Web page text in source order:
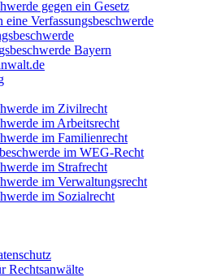
gegen ein Gesetz
eine Verfassungsbeschwerde
Bayern
im Zivilrecht
im Arbeitsrecht
im Familienrecht
im WEG-Recht
im Strafrecht
im Verwaltungsrecht
im Sozialrecht
Rechtsanwälte